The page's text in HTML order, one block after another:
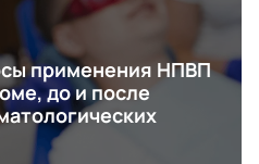
применения НПВП
до и после